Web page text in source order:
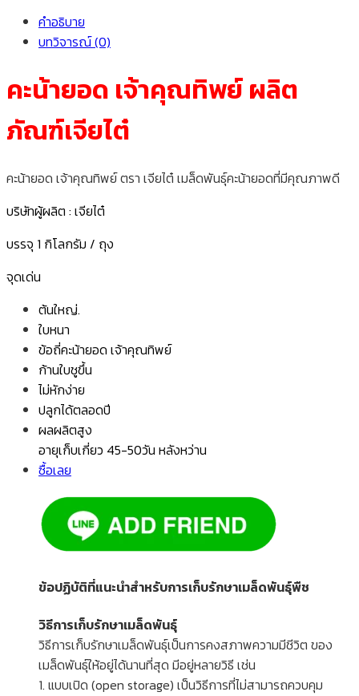
คำอธิบาย
บทวิจารณ์ (0)
คะน้ายอด เจ้าคุณทิพย์ ผลิต
ภัณฑ์เจียไต๋
คะน้ายอด เจ้าคุณทิพย์ ตรา เจียไต๋ เมล็ดพันธุ์คะน้ายอดที่มีคุณภาพดี
บริษัทผู้ผลิต : เจียไต๋
บรรจุ 1 กิโลกรัม / ถุง
จุดเด่น
ต้นใหญ่.
ใบหนา
ข้อถี่คะน้ายอด เจ้าคุณทิพย์
ก้านใบชูขึ้น
ไม่หักง่าย
ปลูกได้ตลอดปี
ผลผลิตสูง
อายุเก็บเกี่ยว 45-50วัน หลังหว่าน
ซื้อเลย
ข้อปฏิบัติที่แนะนำสำหรับการเก็บรักษาเมล็ดพันธุ์พืช
วิธีการเก็บรักษาเมล็ดพันธุ์
วิธีการเก็บรักษาเมล็ดพันธุ์เป็นการคงสภาพความมีชีวิต ของ
เมล็ดพันธุ์ให้อยู่ได้นานที่สุด มีอยู่หลายวิธี เช่น
1. แบบเปิด (open storage) เป็นวิธีการที่ไม่สามารถควบคุม